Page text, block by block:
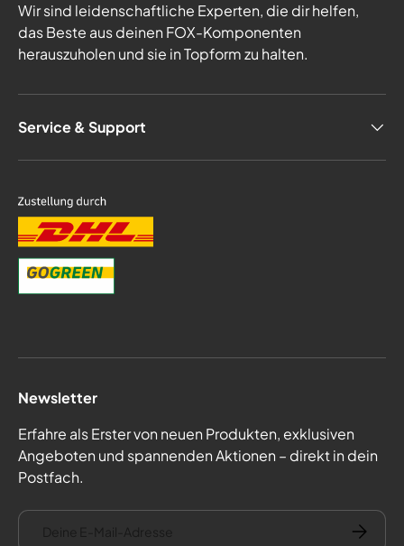
Wir sind leidenschaftliche Experten, die dir helfen,
das Beste aus deinen FOX-Komponenten
herauszuholen und sie in Topform zu halten.
Service & Support
Newsletter
Erfahre als Erster von neuen Produkten, exklusiven
Angeboten und spannenden Aktionen – direkt in dein
Postfach.
E-Mail